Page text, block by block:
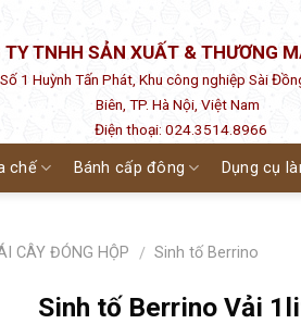
TY TNHH SẢN XUẤT & THƯƠNG
1 Huỳnh Tấn Phát, Khu công nghiệp Sài
Biên, TP. Hà Nội, Việt Nam
Điện thoại: 024.3514.8966
chế Bánh cấp đông Dụng cụ
CÂY ĐÓNG HỘP / Sinh tố Berrino
Sinh tố Berrino Vải